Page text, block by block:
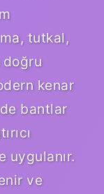
tutkal,
doğru
kenar
bantlar
uygulanır.
ve